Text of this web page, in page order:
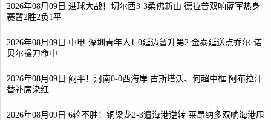
2026年08月09日 进球大战！切尔西3-3柔佛新山 德拉普双响蓝军热身
赛暂2胜2负1平
2026年08月09日 中甲-深圳青年人1-0延边暂升第2 金泰延送点乔尔·诺
贝尔操刀命中
2026年08月09日 闷平！河南0-0西海岸 古斯塔沃、何超中框 阿布拉汗
替补席染红
2026年08月09日 6轮不胜！铜梁龙2-3遭海港逆转 莱昂纳多双响海港甩